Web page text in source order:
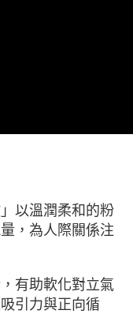
以溫潤柔和的粉
，為人際關係注
有助軟化對立氣
引力與正向循